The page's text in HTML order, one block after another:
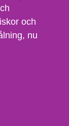
och
nu